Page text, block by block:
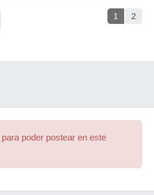
1 2
para poder postear en este